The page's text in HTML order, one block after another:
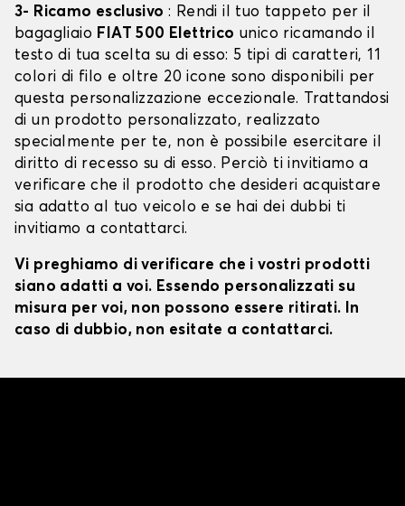
3- Ricamo esclusivo : Rendi il tuo tappeto per il
bagagliaio FIAT 500 Elettrico unico ricamando il
testo di tua scelta su di esso: 5 tipi di caratteri, 11
colori di filo e oltre 20 icone sono disponibili per
questa personalizzazione eccezionale. Trattandosi
di un prodotto personalizzato, realizzato
specialmente per te, non è possibile esercitare il
diritto di recesso su di esso. Perciò ti invitiamo a
verificare che il prodotto che desideri acquistare
sia adatto al tuo veicolo e se hai dei dubbi ti
invitiamo a contattarci.
Vi preghiamo di verificare che i vostri prodotti
siano adatti a voi. Essendo personalizzati su
misura per voi, non possono essere ritirati. In
caso di dubbio, non esitate a contattarci.